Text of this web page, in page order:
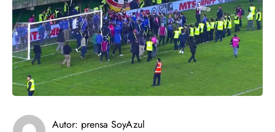
Autor: prensa SoyAzul